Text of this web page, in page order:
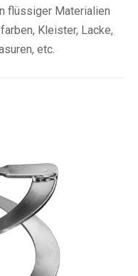
flüssiger Materialien
Kleister, Lacke,
etc.